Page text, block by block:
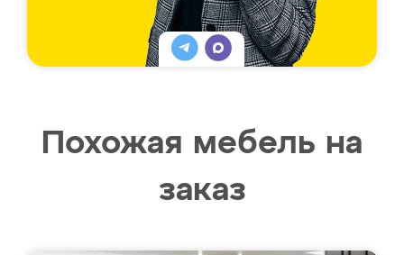
Похожая мебель на
заказ